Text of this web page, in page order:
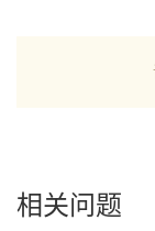
相关问题